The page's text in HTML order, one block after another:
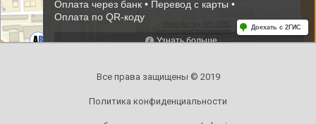
Все права защищены © 2019
Политика конфиденциальности